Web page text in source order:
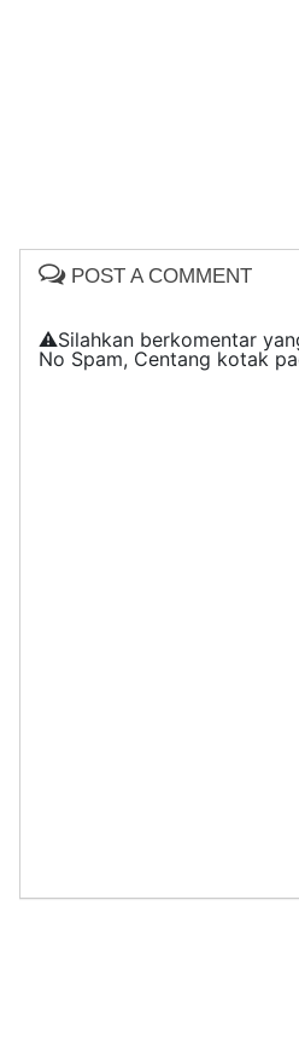
POST A COMMENT
⚠️Silahkan berkomentar
No Spam, Centang kotak